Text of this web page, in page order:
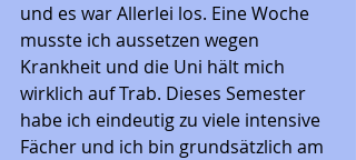
und es war Allerlei los. Eine Woche
musste ich aussetzen wegen
Krankheit und die Uni hält mich
wirklich auf Trab. Dieses Semester
habe ich eindeutig zu viele intensive
Fächer und ich bin grundsätzlich am